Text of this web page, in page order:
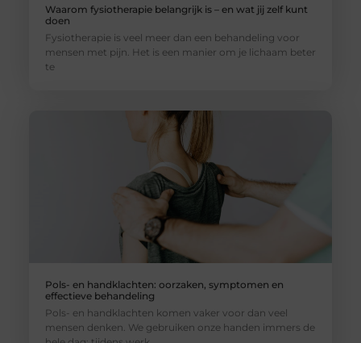
Waarom fysiotherapie belangrijk is – en wat jij zelf kunt
doen
Fysiotherapie is veel meer dan een behandeling voor
mensen met pijn. Het is een manier om je lichaam beter
te
Pols- en handklachten: oorzaken, symptomen en
effectieve behandeling
Pols- en handklachten komen vaker voor dan veel
mensen denken. We gebruiken onze handen immers de